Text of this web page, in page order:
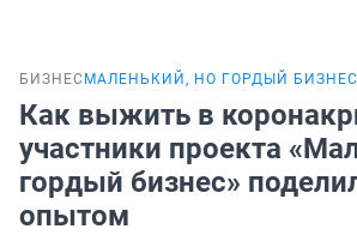
БИЗНЕС МАЛЕНЬКИЙ, НО ГОРДЫЙ БИЗНЕС
Как выжить в
участники проекта
гордый бизнес»
опытом